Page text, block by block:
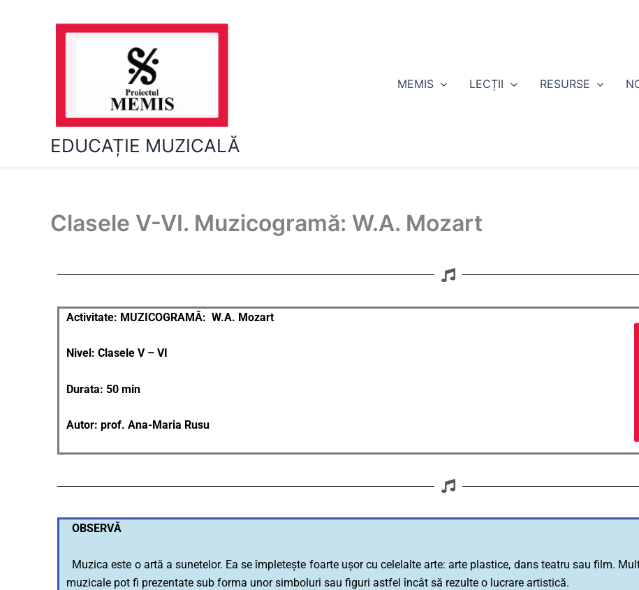
EDUCAȚIE MUZICALĂ
MEMIS LECȚII RESURSE
Clasele V-VI. Muzicogramă: W.A. Mozart
Activitate: MUZICOGRAMĂ: W.A. Mozart
Nivel: Clasele V – VI
Durata: 50 min
Autor: prof. Ana-Maria Rusu
OBSERVĂ
Muzica este o artă a sunetelor. Ea se împletește foarte ușor cu celelalte arte: arte plastice, dans teatru sau film.
muzicale pot fi prezentate sub forma unor simboluri sau figuri astfel încât să rezulte o lucrare artistică.